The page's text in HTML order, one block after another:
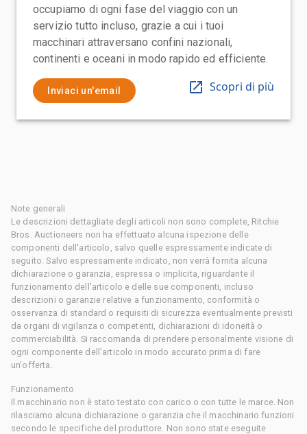
occupiamo di ogni fase del viaggio con un
servizio tutto incluso, grazie a cui i tuoi
macchinari attraversano confini nazionali,
continenti e oceani in modo rapido ed efficiente.
Inviaci un'email Scopri di più
Note generali
Le descrizioni dettagliate degli articoli non sono complete, Ritchie
Bros. Auctioneers non ha effettuato alcuna ispezione delle
componenti dell'articolo, salvo quelle espressamente indicate di
seguito. Salvo espressamente indicato, non verrà fornita alcuna
dichiarazione o garanzia, espressa o implicita, riguardante il
funzionamento dell'articolo e delle sue componenti, incluso
descrizioni o garanzie relative a funzionamento, conformità o
osservanza di standard o requisiti di sicurezza eventualmente previsti
da organi di vigilanza o competenti, dichiarazioni di idoneità o
commerciabilità. Si raccomanda di prendere personalmente visione di
ogni componente dell'articolo in modo accurato prima di fare
un'offerta.
Funzionamento
Il macchinario non è stato testato con carico o con tutte le marce. Non
rilasciamo alcuna dichiarazione o garanzia che il macchinario funzioni
secondo le specifiche del produttore. Non sono state eseguite